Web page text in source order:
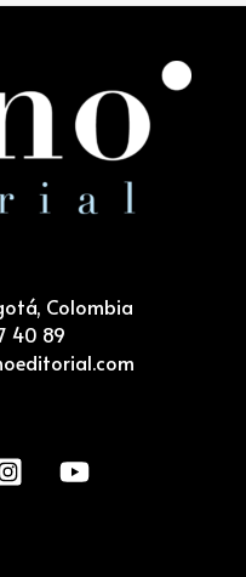
Colombia
40 89